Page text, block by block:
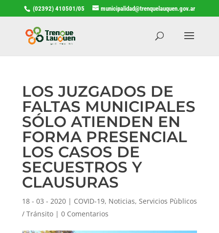
(02392) 410501/05 municipalidad@trenquelauquen.gov.ar
LOS JUZGADOS DE
FALTAS MUNICIPALES
SÓLO ATIENDEN EN
FORMA PRESENCIAL
LOS CASOS DE
SECUESTROS Y
CLAUSURAS
18 - 03 - 2020| COVID-19, Noticias, Servicios Pùblicos
/ Tránsito| 0 Comentarios